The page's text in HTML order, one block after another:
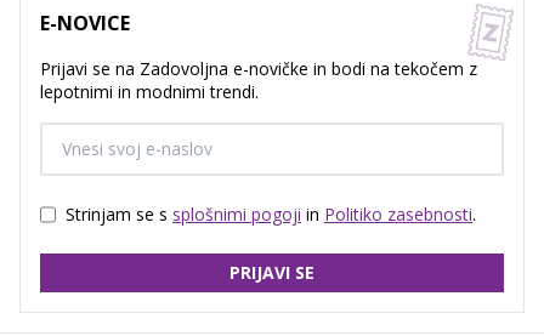
E-NOVICE
Prijavi se na Zadovoljna e-novičke in bodi na tekočem z
lepotnimi in modnimi trendi.
Strinjam se s splošnimi pogoji in Politiko zasebnosti.
PRIJAVI SE